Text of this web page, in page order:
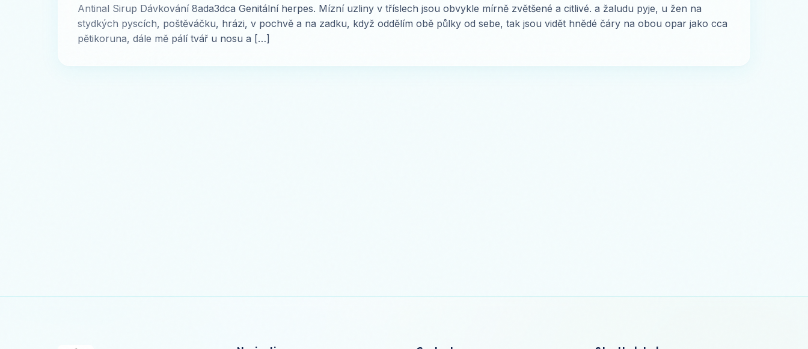
Antinal Sirup Dávkování 8ada3dca Genitální herpes. Mízní uzliny v tříslech jsou obvykle mírně zvětšené a citlivé. a žaludu pyje, u žen na
stydkých pyscích, poštěváčku, hrázi, v pochvě a na zadku, když oddělím obě půlky od sebe, tak jsou vidět hnědé čáry na obou opar jako cca
pětikoruna, dále mě pálí tvář u nosu a […]